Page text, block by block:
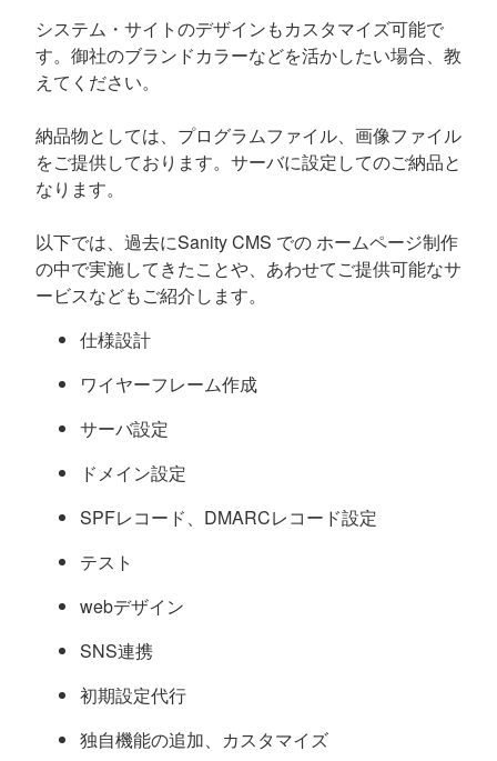
システム・サイトのデザインもカスタマイズ可能で
す。御社のブランドカラーなどを活かしたい場合、教
えてください。
納品物としては、プログラムファイル、画像ファイル
をご提供しております。サーバに設定してのご納品と
なります。
以下では、過去にSanity CMS での ホームページ制作
の中で実施してきたことや、あわせてご提供可能なサ
ービスなどもご紹介します。
仕様設計
ワイヤーフレーム作成
サーバ設定
ドメイン設定
SPFレコード、DMARCレコード設定
テスト
webデザイン
SNS連携
初期設定代行
独自機能の追加、カスタマイズ